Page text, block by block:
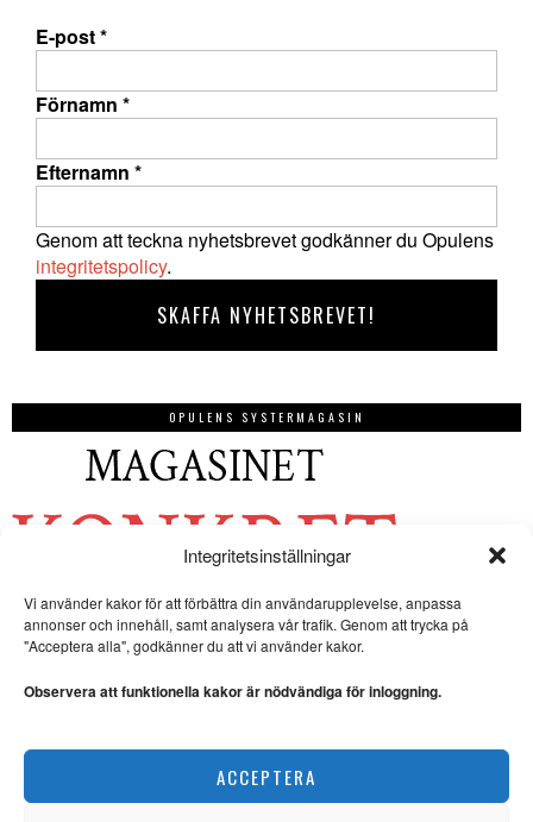
Integritetsinställningar
Vi använder kakor för att förbättra din användarupplevelse, anpassa
annonser och innehåll, samt analysera vår trafik. Genom att trycka på
"Acceptera alla", godkänner du att vi använder kakor.
Observera att funktionella kakor är nödvändiga för inloggning.
ACCEPTERA
E-post*
Förnamn *
Efternamn *
Genom att teckna nyhetsbrevet godkänner du Opulens
integritetspolicy.
OPULENS SYSTERMAGASIN